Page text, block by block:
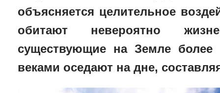
объясняется целительное
обитают невероятно
существующие на Земле
веками оседают на дне,